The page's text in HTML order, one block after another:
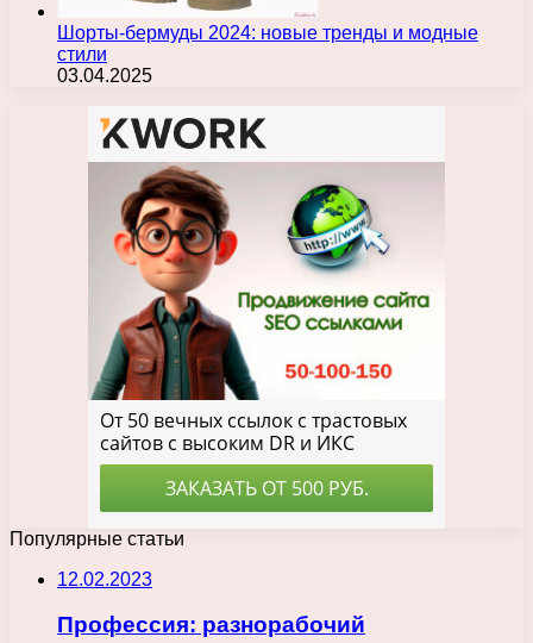
Шорты-бермуды 2024: новые тренды и модные
стили
03.04.2025
Популярные статьи
12.02.2023
Профессия: разнорабочий